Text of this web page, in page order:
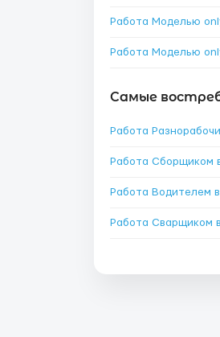
Работа Моделью
Работа Моделью
Самые
Работа
Работа Сборщиком
Работа Водителем
Работа Сварщиком